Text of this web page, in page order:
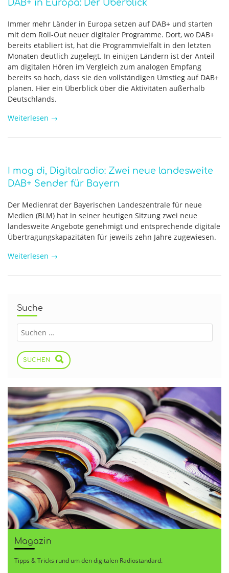
DAB+ in Europa: Der Überblick
Immer mehr Länder in Europa setzen auf DAB+ und starten
mit dem Roll-Out neuer digitaler Programme. Dort, wo DAB+
bereits etabliert ist, hat die Programmvielfalt in den letzten
Monaten deutlich zugelegt. In einigen Ländern ist der Anteil
am digitalen Hören im Vergleich zum analogen Empfang
bereits so hoch, dass sie den vollständigen Umstieg auf DAB+
planen. Hier ein Überblick über die Aktivitäten außerhalb
Deutschlands.
Weiterlesen →
I mog di, Digitalradio: Zwei neue landesweite
DAB+ Sender für Bayern
Der Medienrat der Bayerischen Landeszentrale für neue
Medien (BLM) hat in seiner heutigen Sitzung zwei neue
landesweite Angebote genehmigt und entsprechende digitale
Übertragungskapazitäten für jeweils zehn Jahre zugewiesen.
Weiterlesen →
Suche
SUCHEN
Magazin
Tipps & Tricks rund um den digitalen Radiostandard.